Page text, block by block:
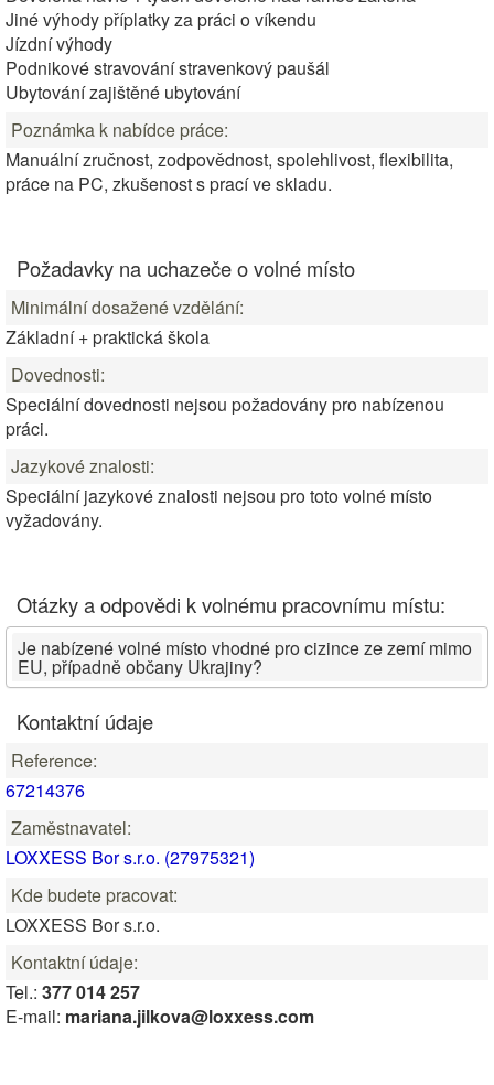
Jiné výhody příplatky za práci o víkendu
Jízdní výhody
Podnikové stravování stravenkový paušál
Ubytování zajištěné ubytování
Poznámka k nabídce práce:
Manuální zručnost, zodpovědnost, spolehlivost, flexibilita,
práce na PC, zkušenost s prací ve skladu.
Požadavky na uchazeče o volné místo
Minimální dosažené vzdělání:
Základní + praktická škola
Dovednosti:
Speciální dovednosti nejsou požadovány pro nabízenou
práci.
Jazykové znalosti:
Speciální jazykové znalosti nejsou pro toto volné místo
vyžadovány.
Otázky a odpovědi k volnému pracovnímu místu:
Je nabízené volné místo vhodné pro cizince ze zemí mimo
EU, případně občany Ukrajiny?
Kontaktní údaje
Reference:
67214376
Zaměstnavatel:
LOXXESS Bor s.r.o. (27975321)
Kde budete pracovat:
LOXXESS Bor s.r.o.
Kontaktní údaje:
Tel.: 377 014 257
E-mail: mariana.jilkova@loxxess.com